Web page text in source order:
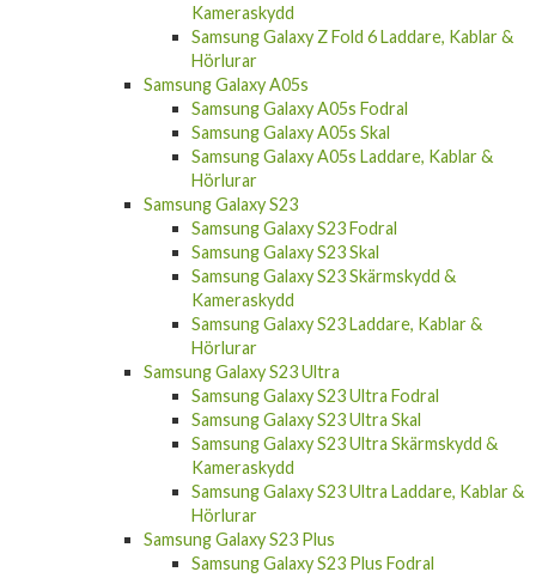
Kameraskydd
Samsung Galaxy Z Fold 6 Laddare, Kablar &
Hörlurar
Samsung Galaxy A05s
Samsung Galaxy A05s Fodral
Samsung Galaxy A05s Skal
Samsung Galaxy A05s Laddare, Kablar &
Hörlurar
Samsung Galaxy S23
Samsung Galaxy S23 Fodral
Samsung Galaxy S23 Skal
Samsung Galaxy S23 Skärmskydd &
Kameraskydd
Samsung Galaxy S23 Laddare, Kablar &
Hörlurar
Samsung Galaxy S23 Ultra
Samsung Galaxy S23 Ultra Fodral
Samsung Galaxy S23 Ultra Skal
Samsung Galaxy S23 Ultra Skärmskydd &
Kameraskydd
Samsung Galaxy S23 Ultra Laddare, Kablar &
Hörlurar
Samsung Galaxy S23 Plus
Samsung Galaxy S23 Plus Fodral